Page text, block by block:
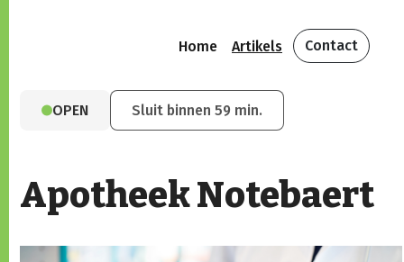
Home Artikels Contact
OPEN Sluit binnen 59 min.
Apotheek Notebaert